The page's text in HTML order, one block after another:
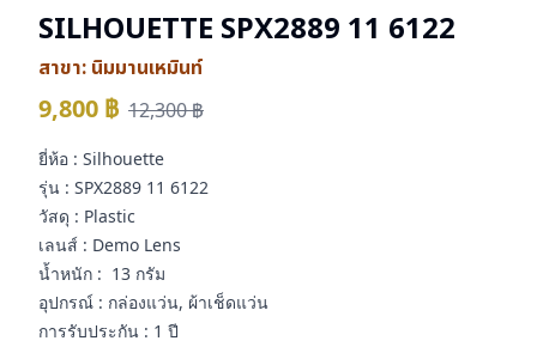
SILHOUETTE SPX2889 11 6122
สาขา: นิมมานเหมินท์
9,800 ฿ 12,300฿
ยี่ห้อ : Silhouette
รุ่น : SPX2889 11 6122
วัสดุ : Plastic
เลนส์ : Demo Lens
น้ำหนัก : 13 กรัม
อุปกรณ์ : กล่องแว่น, ผ้าเช็ดแว่น
การรับประกัน : 1 ปี